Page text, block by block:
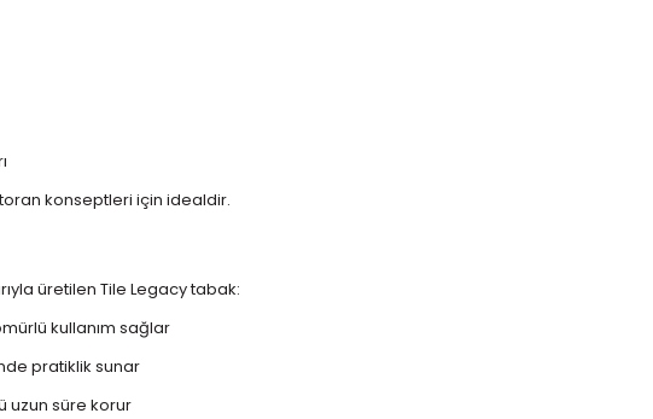
konseptleri için idealdir.
üretilen Tile Legacy tabak:
kullanım sağlar
pratiklik sunar
uzun süre korur